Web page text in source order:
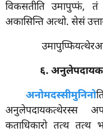
विकसतीति उमापुप्फं,
अकासिन्ति अत्थो. सेसं
६.
अनोमदस्सीमुनिनो
अनुलेपदायकत्थेरस्स
कताधिकारो तत्थ तत्थ